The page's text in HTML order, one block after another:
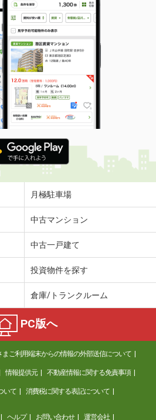
月極駐車場
中古マンション
中古一戸建て
投資物件を探す
倉庫/トランクルーム
PC版へ
まご利用端末からの情報の外部送信について
情報提供元 不動産情報に関する免責事項
いて 消費税に関する表記について
ヘルプ お問い合わせ 運営会社